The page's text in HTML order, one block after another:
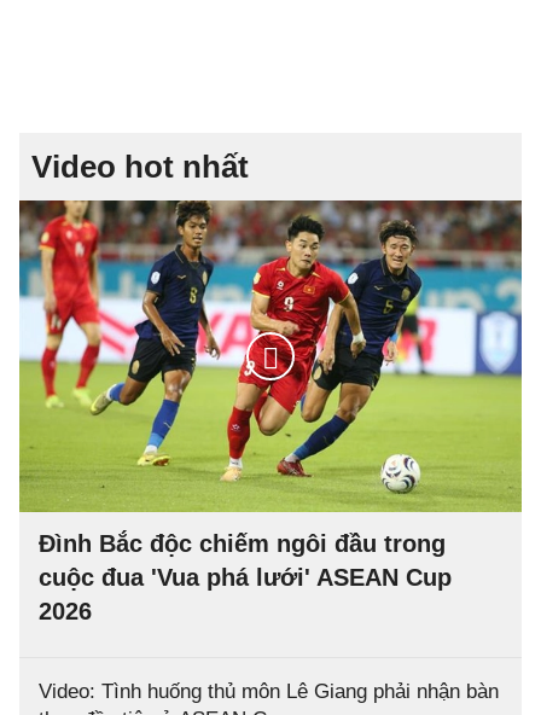
Video hot nhất
Đình Bắc độc chiếm ngôi đầu trong
cuộc đua 'Vua phá lưới' ASEAN Cup
2026
Video: Tình huống thủ môn Lê Giang phải nhận bàn